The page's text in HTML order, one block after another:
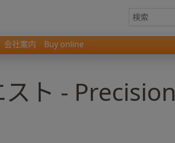
会社案内 Buy online
ト - Precision